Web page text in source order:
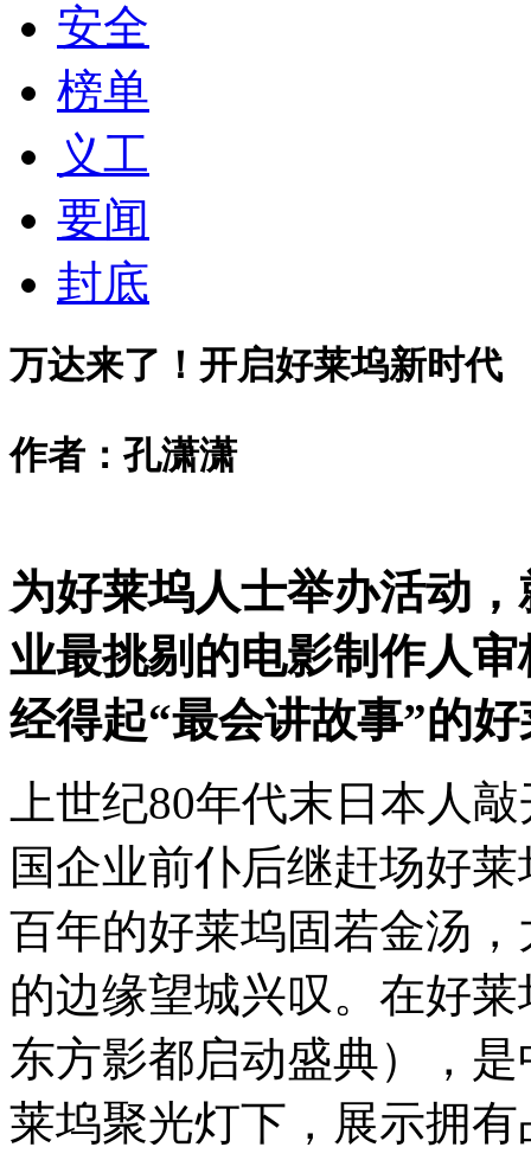
安全
榜单
义工
要闻
封底
万达来了！开启好莱坞新时代
作者：孔潇潇
为好莱坞人士举办活动
业最挑剔的电影制作人
经得起“最会讲故事”的
上世纪80年代末日本人
国企业前仆后继赶场好
百年的好莱坞固若金汤
的边缘望城兴叹。在好
东方影都启动盛典），
莱坞聚光灯下，展示拥